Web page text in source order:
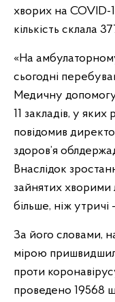
хворих на COVID-
кількість склала
«На
сьогодні
Медичну
11 закладів, у яких
повідомив
здоров’я
Внаслідок
зайнятих хворими
більше, ніж утричі
За його словами,
мірою
проти
проведено 19568